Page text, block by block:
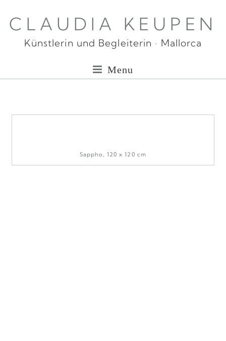
CLAUDIA KEUPEN
Künstlerin und Begleiterin · Mallorca
Menu
Sappho, 120 x 120 cm